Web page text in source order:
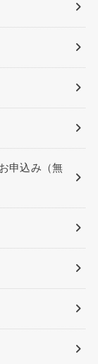
申込み（無